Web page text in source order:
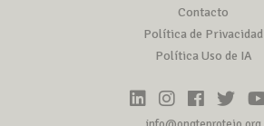
Contacto
Política de Privacidad
Política Uso de IA